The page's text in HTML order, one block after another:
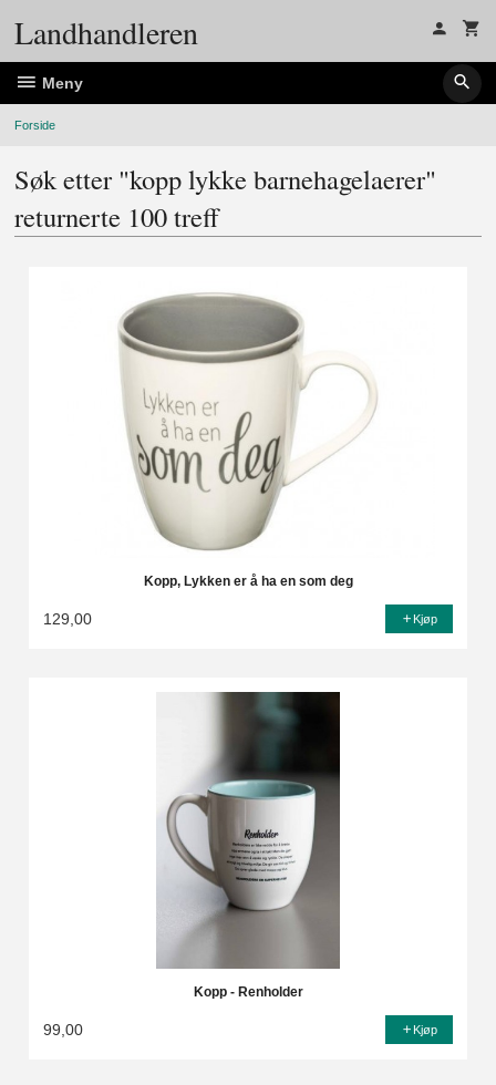
Landhandleren
Meny
Forside
Søk etter "kopp lykke barnehagelaerer"
returnerte 100 treff
Kopp, Lykken er å ha en som deg
129,00 Kjøp
Kopp - Renholder
99,00 Kjøp